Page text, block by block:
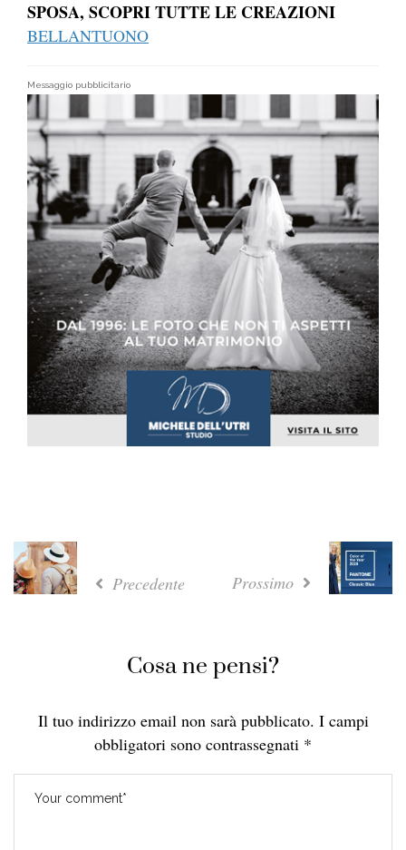
SPOSA, SCOPRI TUTTE LE CREAZIONI
BELLANTUONO
Messaggio pubblicitario
Precedente Prossimo
Cosa ne pensi?
Il tuo indirizzo email non sarà pubblicato. I campi
obbligatori sono contrassegnati *